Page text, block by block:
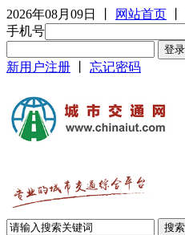
2026年08月09日 网站首页
手机号
新用户注册 忘记密码